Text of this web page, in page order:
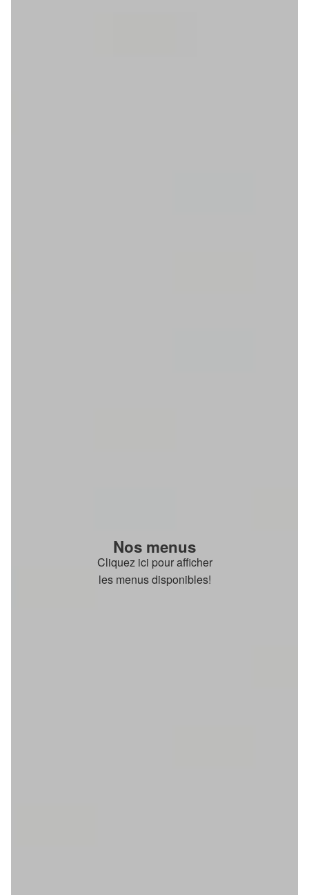
Nos menus
Cliquez ici pour afficher
les menus disponibles!